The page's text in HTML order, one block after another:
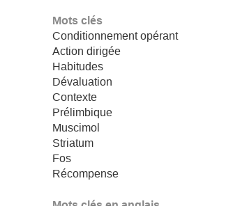
Mots clés
Conditionnement opérant
Action dirigée
Habitudes
Dévaluation
Contexte
Prélimbique
Muscimol
Striatum
Fos
Récompense